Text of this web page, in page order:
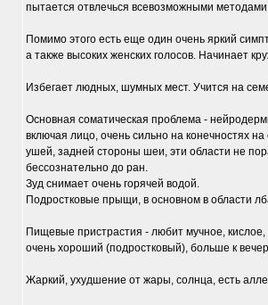
пытается отвлечься всевозможными
Помимо этого есть еще один очень яркий
а также высоких женских голосов. Начинает
Избегает людных, шумных мест. Учится на
Основная соматическая проблема -
включая лицо, очень сильно на конечностях на
ушей, задней стороны шеи, эти области не
бессознательно до ран.
Зуд снимает очень горячей водой.
Подростковые прыщи, в основном в области
Пищевые пристрастия - любит мучное,
очень хороший (подростковый), больше к
Жаркий, ухудшение от жары, солнца, есть